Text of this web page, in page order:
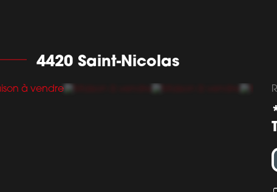
4420 Saint-Nicolas